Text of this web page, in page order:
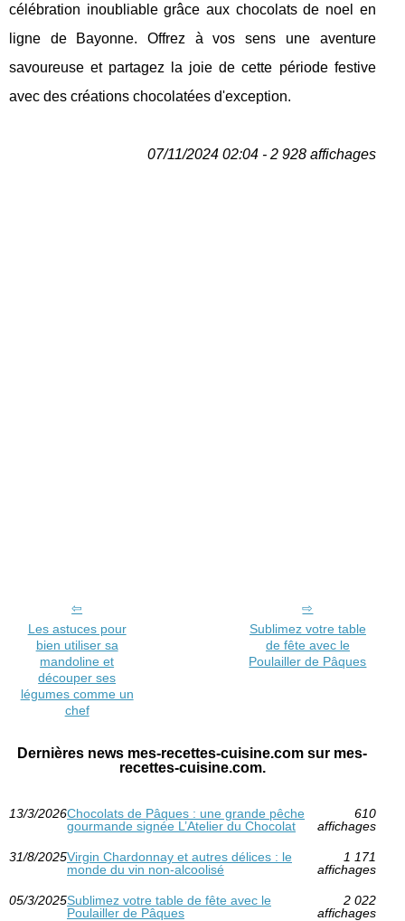
célébration inoubliable grâce aux chocolats de noel en
ligne de Bayonne. Offrez à vos sens une aventure
savoureuse et partagez la joie de cette période festive
avec des créations chocolatées d'exception.
07/11/2024 02:04 - 2 928 affichages
Les astuces pour
bien utiliser sa
mandoline et
découper ses
légumes comme un
chef
Sublimez votre table
de fête avec le
Poulailler de Pâques
Dernières news mes-recettes-cuisine.com sur mes-
recettes-cuisine.com.
13/3/2026Chocolats de Pâques : une grande pêche
gourmande signée L’Atelier du Chocolat
610
affichages
31/8/2025Virgin Chardonnay et autres délices : le
monde du vin non-alcoolisé
1 171
affichages
05/3/2025Sublimez votre table de fête avec le
Poulailler de Pâques
2 022
affichages